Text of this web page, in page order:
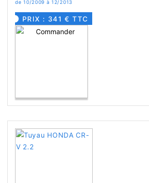
de 10/2009 à 12/2013
PRIX : 341 € TTC